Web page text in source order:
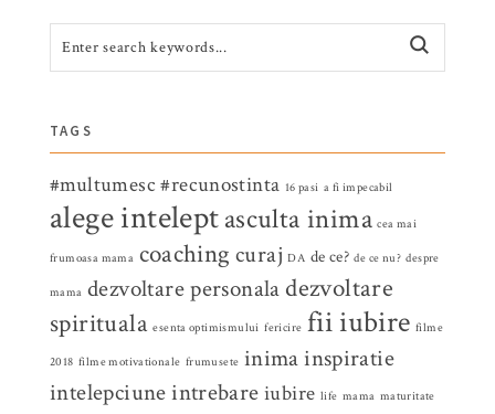
TAGS
#multumesc #recunostinta 16 pasi a fi impecabil
alege inteleptasculta inima cea mai
frumoasa mama coaching curaj DA de ce? de ce nu? despre
mama dezvoltare personala dezvoltare
spirituala esenta optimismului fericire fii iubire filme
2018 filme motivationale frumusete inimainspiratie
intelepciuneintrebare iubire life mama maturitate